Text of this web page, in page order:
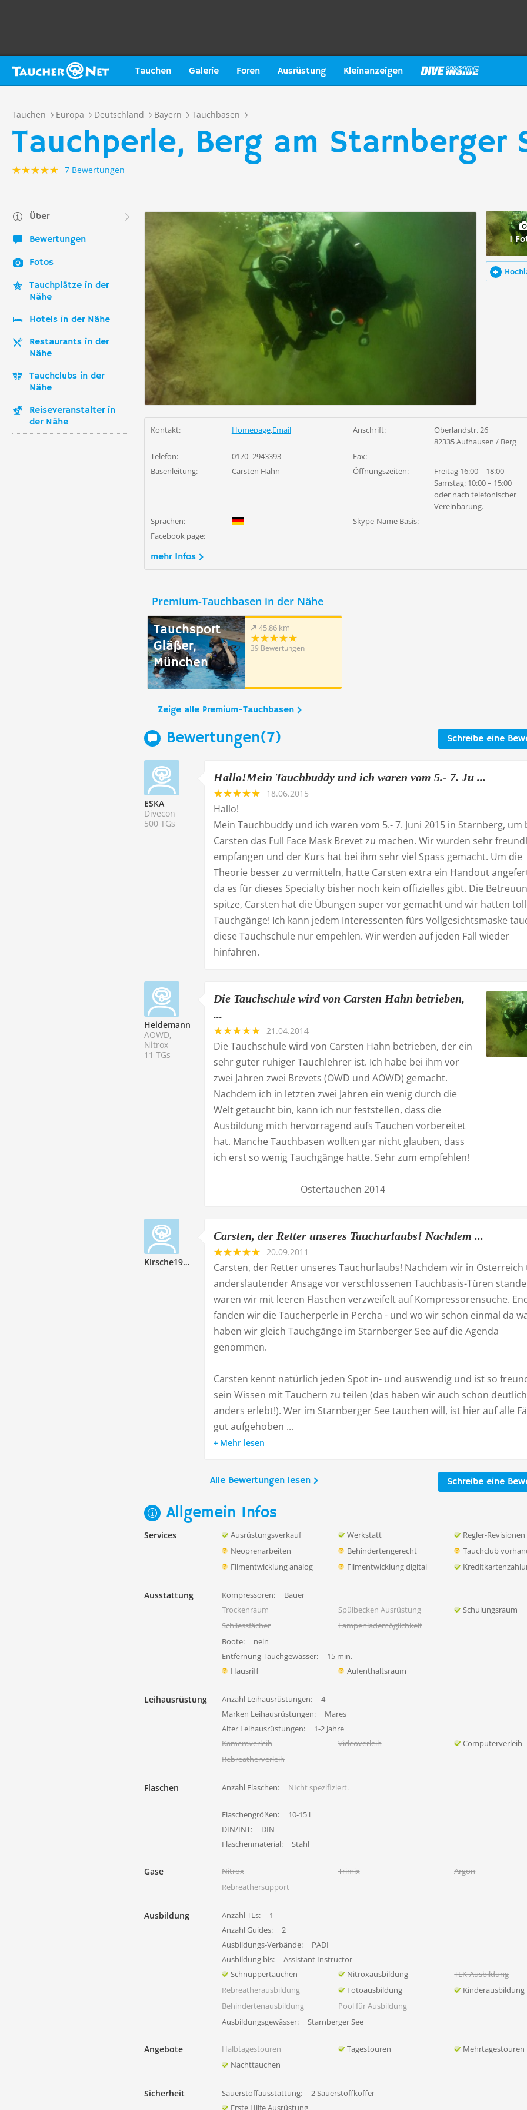
Tauchen Galerie Foren Ausrüstung Kleinanzeigen
Tauchen Europa Deutschland Bayern Tauchbasen
Tauchperle, Berg am Starnberger
7 Bewertungen
Über
Bewertungen
Fotos
Tauchplätze in der
Nähe
Hotels in der Nähe
Restaurants in der
Nähe
Tauchclubs in der
Nähe
Reiseveranstalter in
der Nähe
1
Kontakt: Homepage,Email Anschrift:
Oberlandstr. 26
82335 Aufhausen / Berg
Telefon:
0170- 2943393
Fax:
Basenleitung:
Carsten Hahn Öffnungszeiten:
Freitag 16:00 – 18:00
Samstag: 10:00 – 15:00
oder nach telefonischer
Vereinbarung.
Sprachen:
Skype-Name Basis:
Facebook page:
mehr Infos
Premium-Tauchbasen in der Nähe
Tauchsport
Gläßer,
München
45.86 km
39 Bewertungen
Zeige alle Premium-Tauchbasen
Schreibe eine
Bewertungen(7)
ESKA
Divecon
500 TGs
Hallo!Mein Tauchbuddy und ich waren vom 5.- 7. Ju ...
18.06.2015
Hallo!
Mein Tauchbuddy und ich waren vom 5.- 7. Juni 2015 in Starnberg, um
Carsten das Full Face Mask Brevet zu machen. Wir wurden sehr
empfangen und der Kurs hat bei ihm sehr viel Spass gemacht. Um die
Theorie besser zu vermitteln, hatte Carsten extra ein Handout
da es für dieses Specialty bisher noch kein offizielles gibt. Die
spitze, Carsten hat die Übungen super vor gemacht und wir hatten
Tauchgänge! Ich kann jedem Interessenten fürs Vollgesichtsmaske
diese Tauchschule nur empehlen. Wir werden auf jeden Fall wieder
hinfahren.
Heidemann
AOWD,
Nitrox
11 TGs
Die Tauchschule wird von Carsten Hahn betrieben,
...
21.04.2014
Die Tauchschule wird von Carsten Hahn betrieben, der ein
sehr guter ruhiger Tauchlehrer ist. Ich habe bei ihm vor
zwei Jahren zwei Brevets (OWD und AOWD) gemacht.
Nachdem ich in letzten zwei Jahren ein wenig durch die
Welt getaucht bin, kann ich nur feststellen, dass die
Ausbildung mich hervorragend aufs Tauchen vorbereitet
hat. Manche Tauchbasen wollten gar nicht glauben, dass
ich erst so wenig Tauchgänge hatte. Sehr zum empfehlen!
Ostertauchen 2014
Kirsche194347
Carsten, der Retter unseres Tauchurlaubs! Nachdem ...
20.09.2011
Carsten, der Retter unseres Tauchurlaubs! Nachdem wir in
anderslautender Ansage vor verschlossenen Tauchbasis-Türen
waren wir mit leeren Flaschen verzweifelt auf Kompressorensuche.
fanden wir die Taucherperle in Percha - und wo wir schon einmal da
haben wir gleich Tauchgänge im Starnberger See auf die Agenda
genommen.
Carsten kennt natürlich jeden Spot in- und auswendig und ist so
sein Wissen mit Tauchern zu teilen (das haben wir auch schon deutlich
anders erlebt!). Wer im Starnberger See tauchen will, ist hier auf alle
gut aufgehoben ...
Mehr lesen
Schreibe eine
Alle Bewertungen lesen
Allgemein Infos
Services Ausrüstungsverkauf Werkstatt
Regler-Revisionen
Neoprenarbeiten
Behindertengerecht
Tauchclub
Filmentwicklung analog
Filmentwicklung digital
Ausstattung Kompressoren:
Bauer
Trockenraum
Spülbecken Ausrüstung
Schulungsraum
Schliessfächer
Lampenlademöglichkeit
Boote:
nein
Entfernung Tauchgewässer:
15 min.
Hausriff
Aufenthaltsraum
Leihausrüstung Anzahl Leihausrüstungen:
4
Marken Leihausrüstungen:
Mares
Alter Leihausrüstungen:
1-2 Jahre
Kameraverleih
Videoverleih
Computerverleih
Rebreatherverleih
Flaschen Anzahl Flaschen: NIcht spezifiziert.
Flaschengrößen:
10-15 l
DIN/INT:
DIN
Flaschenmaterial:
Stahl
Gase Nitrox Trimix
Argon
Rebreathersupport
Ausbildung Anzahl TLs:
1
Anzahl Guides:
2
Ausbildungs-Verbände:
PADI
Ausbildung bis:
Assistant Instructor
Schnuppertauchen
Nitroxausbildung
TEK-Ausbildung
Rebreatherausbildung
Fotoausbildung
Kinderausbildung
Behindertenausbildung
Pool für Ausbildung
Ausbildungsgewässer:
Starnberger See
Angebote Halbtagestouren Tagestouren
Mehrtagestouren
Nachttauchen
Sicherheit Sauerstoffausstattung:
2 Sauerstoffkoffer
Erste Hilfe Ausrüstung